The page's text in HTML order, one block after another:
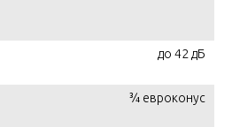
до 42 дБ
¾ евроконус